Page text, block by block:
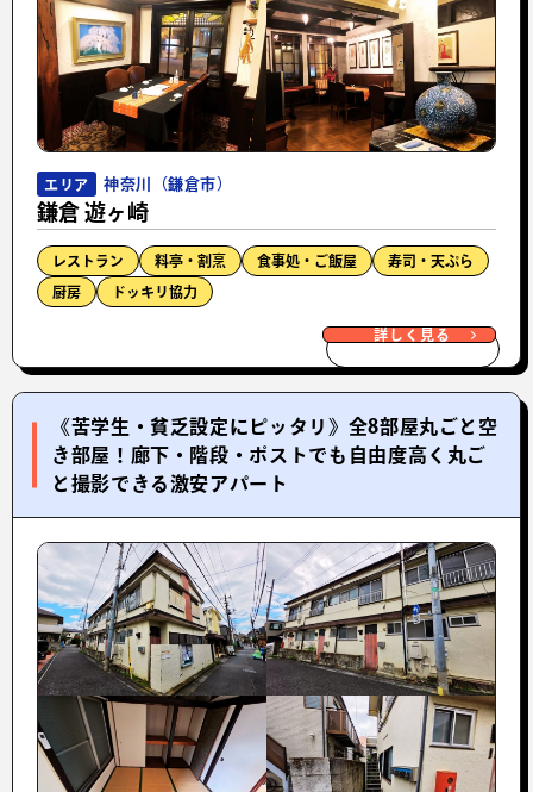
エリア 神奈川（鎌倉市）
鎌倉 遊ヶ崎
レストラン 料亭・割烹 食事処・ご飯屋 寿司・天ぷら
厨房 ドッキリ協力
詳しく見る
《苦学生・貧乏設定にピッタリ》全8部屋丸ごと空
き部屋！廊下・階段・ポストでも自由度高く丸ご
と撮影できる激安アパート